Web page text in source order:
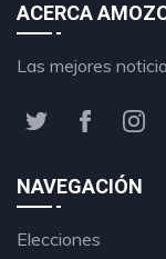
ACERCA
Las mejores
NAVEGACIÓN
Elecciones